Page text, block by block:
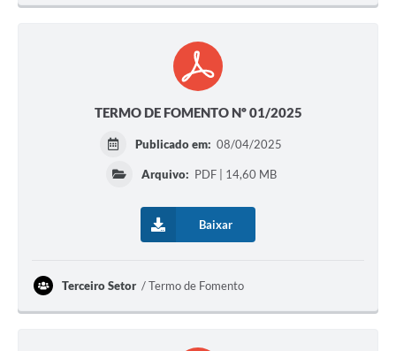
TERMO DE FOMENTO Nº 01/2025
Publicado em: 08/04/2025
Arquivo: PDF | 14,60 MB
Baixar
Terceiro Setor Termo de Fomento